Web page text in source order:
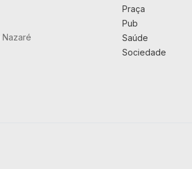
Praça
Pub
Saúde
Sociedade